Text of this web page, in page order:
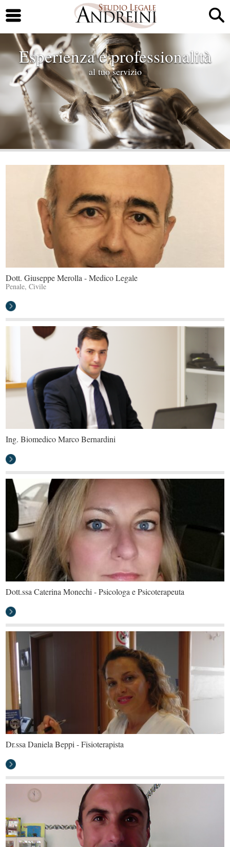
Esperienza e professionalità
al tuo servizio
Dott. Giuseppe Merolla - Medico Legale
Penale, Civile
Ing. Biomedico Marco Bernardini
Dott.ssa Caterina Monechi - Psicologa e Psicoterapeuta
Dr.ssa Daniela Beppi - Fisioterapista